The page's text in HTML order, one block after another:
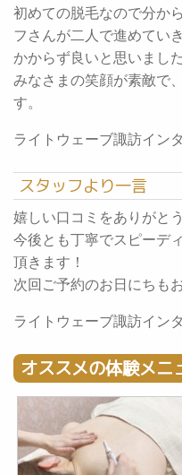
初めての脱毛なので分か
フさんが二人で進めてい
かからず良いと思いました
みなさまの笑顔が素敵で
す。
ライトウェーブ諏訪イン
スタッフより一言
嬉しい口コミをありがと
今後とも丁寧でスピーデ
頂きます！
次回ご予約のお日にちも
ライトウェーブ諏訪イ
オススメの体験メニ